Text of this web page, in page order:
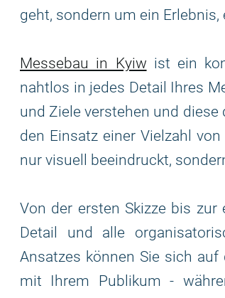
geht, sondern um ein
Messebau in Kyiw ist ein
nahtlos in jedes Detail Ihres
und Ziele verstehen und
den Einsatz einer Vielzahl
nur visuell beeindruckt,
Von der ersten Skizze bis
Detail und alle
Ansatzes können Sie sich
mit Ihrem Publikum -